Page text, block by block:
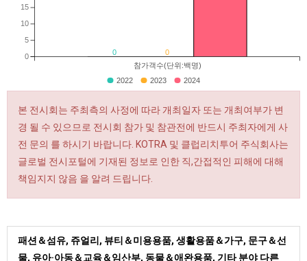
0 0
참가객수(단위:백명)
0
5
10
15
2022 2023 2024
본 전시회는 주최측의 사정에 따라 개최일자 또는 개최여부가 변
경 될 수 있으므로 전시회 참가 및 참관전에 반드시 주최자에게 사
전 문의 를 하시기 바랍니다. KOTRA 및 클럽리치투어 주식회사는
글로벌 전시포털에 기재된 정보로 인한 직,간접적인 피해에 대해
책임지지 않음 을 알려 드립니다.
패션＆섬유, 쥬얼리, 뷰티＆미용용품, 생활용품＆가구, 문구＆선
물, 유아·아동＆교육＆임산부, 동물＆애완용품, 기타 분야 다른